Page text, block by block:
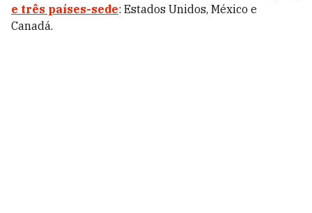
e três países-sede: Estados Unidos, México e
Canadá.